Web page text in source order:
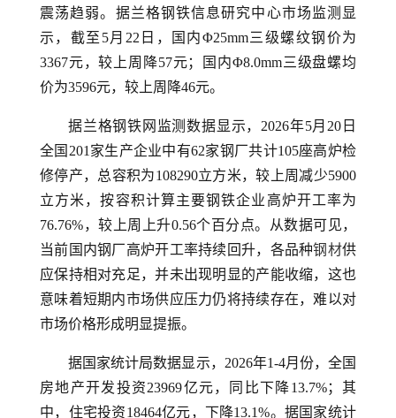
震荡趋弱。据兰格钢铁信息研究中心市场监测显
示，截至5月22日，国内Φ25mm三级螺纹钢价为
3367元，较上周降57元；国内Φ8.0mm三级盘螺均
价为3596元，较上周降46元。
据兰格钢铁网监测数据显示，2026年5月20日
全国201家生产企业中有62家钢厂共计105座高炉检
修停产，总容积为108290立方米，较上周减少5900
立方米，按容积计算主要钢铁企业高炉开工率为
76.76%，较上周上升0.56个百分点。从数据可见，
当前国内钢厂高炉开工率持续回升，各品种钢材供
应保持相对充足，并未出现明显的产能收缩，这也
意味着短期内市场供应压力仍将持续存在，难以对
市场价格形成明显提振。
据国家统计局数据显示，2026年1-4月份，全国
房地产开发投资23969亿元，同比下降13.7%；其
中，住宅投资18464亿元，下降13.1%。据国家统计